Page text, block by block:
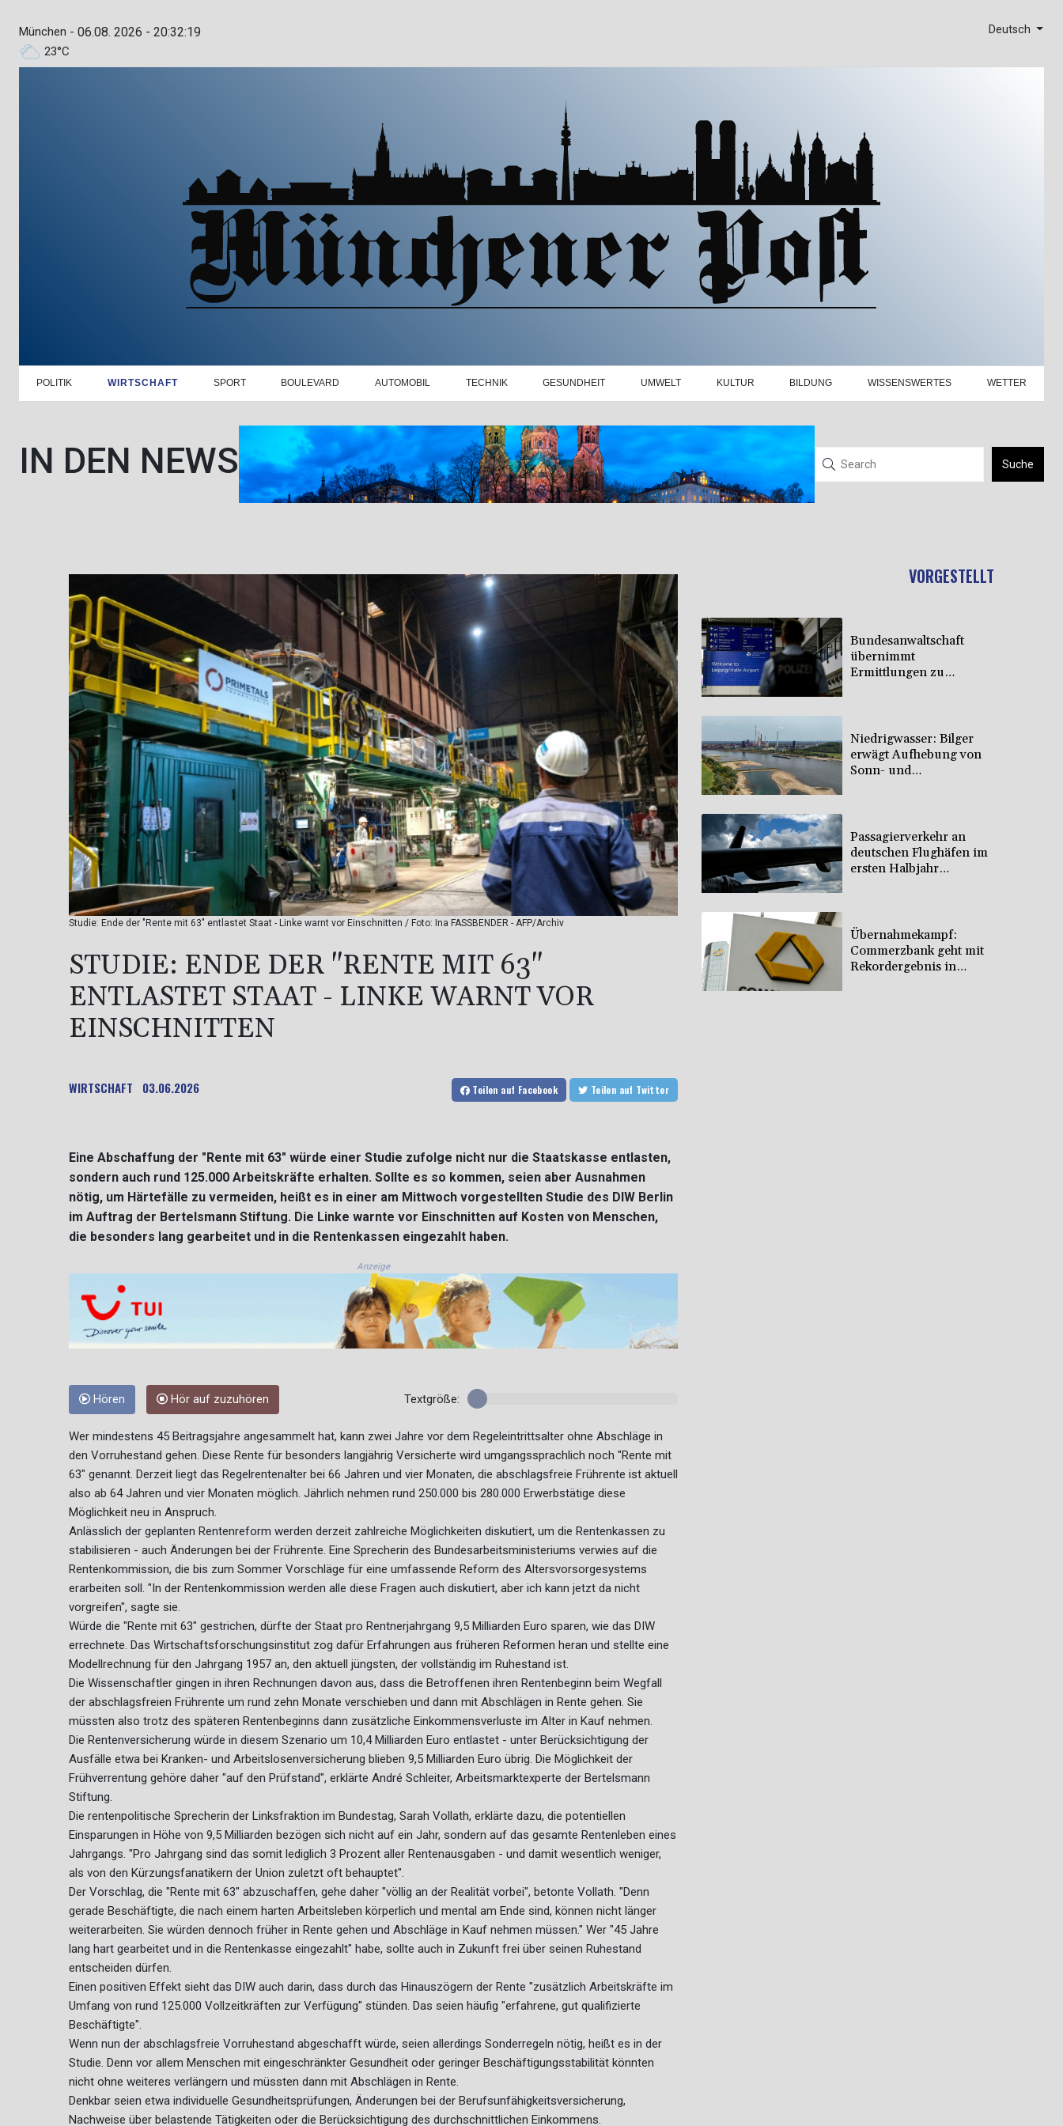
München -
23°C
06.08. 2026 - 20:32:20 Deutsch
POLITIK WIRTSCHAFT SPORT BOULEVARD AUTOMOBIL TECHNIK GESUNDHEIT UMWELT KULTUR BILDUNG WISSENSWERTES WETTER
IN DEN NEWS Suche
Studie: Ende der "Rente mit 63" entlastet Staat - Linke warnt vor Einschnitten / Foto: Ina FASSBENDER - AFP/Archiv
STUDIE: ENDE DER "RENTE MIT 63"
ENTLASTET STAAT - LINKE WARNT VOR
EINSCHNITTEN
WIRTSCHAFT 03.06.2026 Teilen auf Facebook Teilen auf Twitter
Eine Abschaffung der "Rente mit 63" würde einer Studie zufolge nicht nur die Staatskasse entlasten,
sondern auch rund 125.000 Arbeitskräfte erhalten. Sollte es so kommen, seien aber Ausnahmen
nötig, um Härtefälle zu vermeiden, heißt es in einer am Mittwoch vorgestellten Studie des DIW Berlin
im Auftrag der Bertelsmann Stiftung. Die Linke warnte vor Einschnitten auf Kosten von Menschen,
die besonders lang gearbeitet und in die Rentenkassen eingezahlt haben.
Anzeige
Hören Hör auf zuzuhören Textgröße:
Wer mindestens 45 Beitragsjahre angesammelt hat, kann zwei Jahre vor dem Regeleintrittsalter ohne Abschläge in
den Vorruhestand gehen. Diese Rente für besonders langjährig Versicherte wird umgangssprachlich noch "Rente mit
63" genannt. Derzeit liegt das Regelrentenalter bei 66 Jahren und vier Monaten, die abschlagsfreie Frührente ist aktuell
also ab 64 Jahren und vier Monaten möglich. Jährlich nehmen rund 250.000 bis 280.000 Erwerbstätige diese
Möglichkeit neu in Anspruch.
Anlässlich der geplanten Rentenreform werden derzeit zahlreiche Möglichkeiten diskutiert, um die Rentenkassen zu
stabilisieren - auch Änderungen bei der Frührente. Eine Sprecherin des Bundesarbeitsministeriums verwies auf die
Rentenkommission, die bis zum Sommer Vorschläge für eine umfassende Reform des Altersvorsorgesystems
erarbeiten soll. "In der Rentenkommission werden alle diese Fragen auch diskutiert, aber ich kann jetzt da nicht
vorgreifen", sagte sie.
Würde die "Rente mit 63" gestrichen, dürfte der Staat pro Rentnerjahrgang 9,5 Milliarden Euro sparen, wie das DIW
errechnete. Das Wirtschaftsforschungsinstitut zog dafür Erfahrungen aus früheren Reformen heran und stellte eine
Modellrechnung für den Jahrgang 1957 an, den aktuell jüngsten, der vollständig im Ruhestand ist.
Die Wissenschaftler gingen in ihren Rechnungen davon aus, dass die Betroffenen ihren Rentenbeginn beim Wegfall
der abschlagsfreien Frührente um rund zehn Monate verschieben und dann mit Abschlägen in Rente gehen. Sie
müssten also trotz des späteren Rentenbeginns dann zusätzliche Einkommensverluste im Alter in Kauf nehmen.
Die Rentenversicherung würde in diesem Szenario um 10,4 Milliarden Euro entlastet - unter Berücksichtigung der
Ausfälle etwa bei Kranken- und Arbeitslosenversicherung blieben 9,5 Milliarden Euro übrig. Die Möglichkeit der
Frühverrentung gehöre daher "auf den Prüfstand", erklärte André Schleiter, Arbeitsmarktexperte der Bertelsmann
Stiftung.
Die rentenpolitische Sprecherin der Linksfraktion im Bundestag, Sarah Vollath, erklärte dazu, die potentiellen
Einsparungen in Höhe von 9,5 Milliarden bezögen sich nicht auf ein Jahr, sondern auf das gesamte Rentenleben eines
Jahrgangs. "Pro Jahrgang sind das somit lediglich 3 Prozent aller Rentenausgaben - und damit wesentlich weniger,
als von den Kürzungsfanatikern der Union zuletzt oft behauptet".
Der Vorschlag, die "Rente mit 63" abzuschaffen, gehe daher "völlig an der Realität vorbei", betonte Vollath. "Denn
gerade Beschäftigte, die nach einem harten Arbeitsleben körperlich und mental am Ende sind, können nicht länger
weiterarbeiten. Sie würden dennoch früher in Rente gehen und Abschläge in Kauf nehmen müssen." Wer "45 Jahre
lang hart gearbeitet und in die Rentenkasse eingezahlt" habe, sollte auch in Zukunft frei über seinen Ruhestand
entscheiden dürfen.
Einen positiven Effekt sieht das DIW auch darin, dass durch das Hinauszögern der Rente "zusätzlich Arbeitskräfte im
Umfang von rund 125.000 Vollzeitkräften zur Verfügung" stünden. Das seien häufig "erfahrene, gut qualifizierte
Beschäftigte".
Wenn nun der abschlagsfreie Vorruhestand abgeschafft würde, seien allerdings Sonderregeln nötig, heißt es in der
Studie. Denn vor allem Menschen mit eingeschränkter Gesundheit oder geringer Beschäftigungsstabilität könnten
nicht ohne weiteres verlängern und müssten dann mit Abschlägen in Rente.
Denkbar seien etwa individuelle Gesundheitsprüfungen, Änderungen bei der Berufsunfähigkeitsversicherung,
Nachweise über belastende Tätigkeiten oder die Berücksichtigung des durchschnittlichen Einkommens.
VORGESTELLT
Bundesanwaltschaft
übernimmt
Ermittlungen zu
Niedrigwasser: Bilger
erwägt Aufhebung von
Sonn- und
Passagierverkehr an
deutschen Flughäfen im
ersten Halbjahr
Übernahmekampf:
Commerzbank geht mit
Rekordergebnis in